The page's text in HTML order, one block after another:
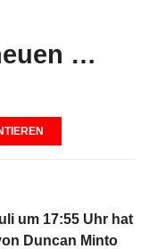
…
um 17:55 Uhr hat
Duncan Minto